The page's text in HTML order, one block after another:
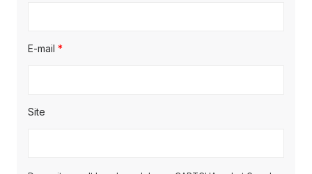
E-mail *
Site